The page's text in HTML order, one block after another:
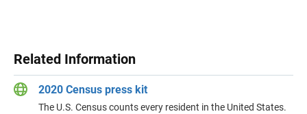
Related Information
2020 Census press kit
The U.S. Census counts every resident in the United States.